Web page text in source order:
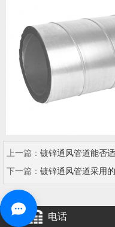
上一篇： 镀锌通风管道能否
下一篇： 镀锌通风管道采用
电话